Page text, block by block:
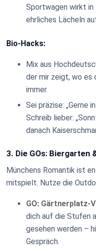
Sportwagen wirkt in
ehrliches Lächeln
Bio-Hacks:
Mix aus
der mir zeigt, wo es
immer.
Sei präzise: „Gerne
Schreib lieber:
danach
3. Die GOs: Biergarten
Münchens Romantik ist
mitspielt. Nutze die
GO: Gärtnerplatz-
dich auf die Stufen
gesehen werden –
Gespräch.